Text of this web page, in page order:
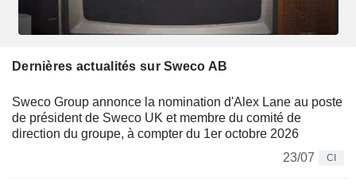
Dernières actualités sur Sweco AB
Sweco Group annonce la nomination d'Alex Lane au poste
de président de Sweco UK et membre du comité de
direction du groupe, à compter du 1er octobre 2026
23/07
CI